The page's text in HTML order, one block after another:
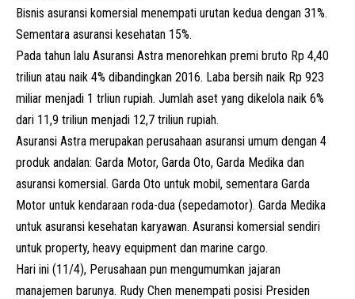
Bisnis asuransi komersial menempati urutan kedua dengan 31%.
Sementara asuransi kesehatan 15%.
Pada tahun lalu Asuransi Astra menorehkan premi bruto Rp 4,40
triliun atau naik 4% dibandingkan 2016. Laba bersih naik Rp 923
miliar menjadi 1 trliun rupiah. Jumlah aset yang dikelola naik 6%
dari 11,9 triliun menjadi 12,7 triliun rupiah.
Asuransi Astra merupakan perusahaan asuransi umum dengan 4
produk andalan: Garda Motor, Garda Oto, Garda Medika dan
asuransi komersial. Garda Oto untuk mobil, sementara Garda
Motor untuk kendaraan roda-dua (sepedamotor). Garda Medika
untuk asuransi kesehatan karyawan. Asuransi komersial sendiri
untuk property, heavy equipment dan marine cargo.
Hari ini (11/4), Perusahaan pun mengumumkan jajaran
manajemen barunya. Rudy Chen menempati posisi Presiden